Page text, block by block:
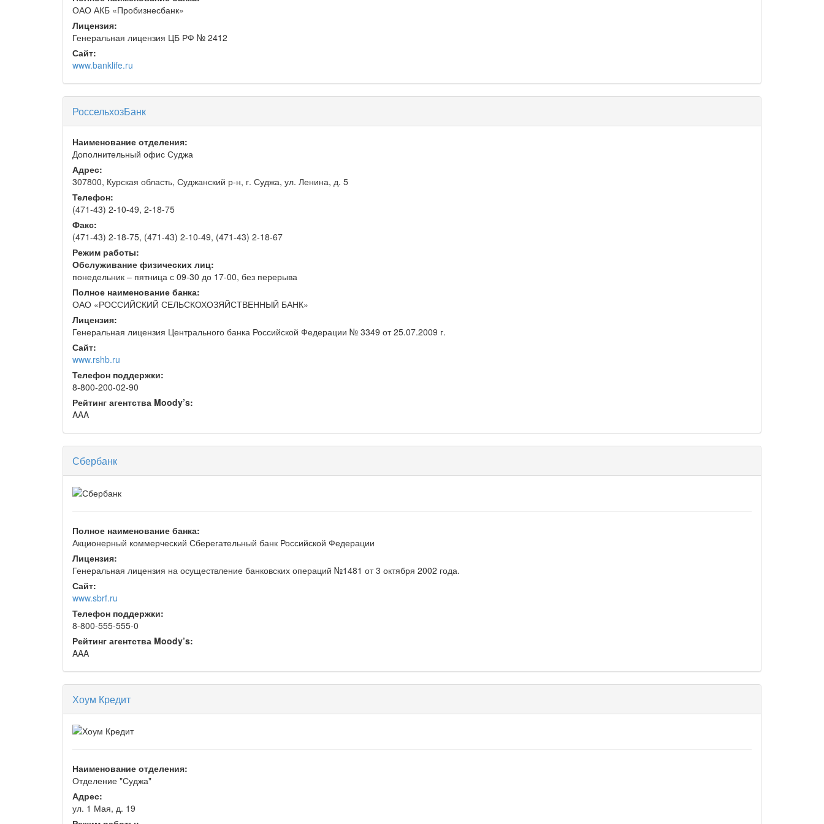
ОАО АКБ «Пробизнесбанк»
Лицензия:
Генеральная лицензия ЦБ РФ № 2412
Сайт:
www.banklife.ru
РоссельхозБанк
Наименование отделения:
Дополнительный офис Суджа
Адрес:
307800, Курская область, Суджанский р-н, г. Суджа, ул. Ленина, д. 5
Телефон:
(471-43) 2-10-49, 2-18-75
Факс:
(471-43) 2-18-75, (471-43) 2-10-49, (471-43) 2-18-67
Режим работы:
Обслуживание физических лиц:
понедельник – пятница с 09-30 до 17-00, без перерыва
Полное наименование банка:
ОАО «РОССИЙСКИЙ СЕЛЬСКОХОЗЯЙСТВЕННЫЙ БАНК»
Лицензия:
Генеральная лицензия Центрального банка Российской Федерации № 3349 от 25.07.2009 г.
Сайт:
www.rshb.ru
Телефон поддержки:
8-800-200-02-90
Рейтинг агентства Moody’s:
AAA
Сбербанк
Полное наименование банка:
Акционерный коммерческий Сберегательный банк Российской Федерации
Лицензия:
Генеральная лицензия на осуществление банковских операций №1481 от 3 октября 2002 года.
Сайт:
www.sbrf.ru
Телефон поддержки:
8-800-555-555-0
Рейтинг агентства Moody’s:
AAA
Хоум Кредит
Наименование отделения:
Отделение "Суджа"
Адрес:
ул. 1 Мая, д. 19